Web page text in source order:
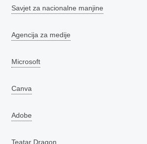
Savjet za nacionalne manjine
Agencija za medije
Microsoft
Canva
Adobe
Teatar Dragon